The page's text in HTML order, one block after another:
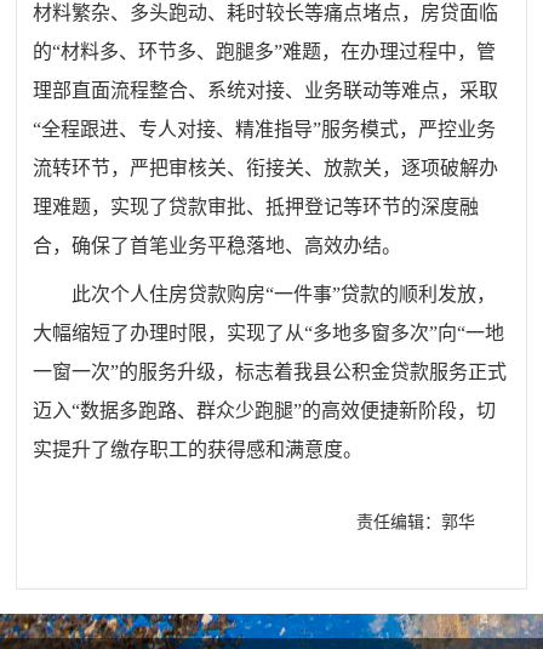
材料繁杂、多头跑动、耗时较长等痛点堵点，房贷面临
的“材料多、环节多、跑腿多”难题，在办理过程中，管
理部直面流程整合、系统对接、业务联动等难点，采取
“全程跟进、专人对接、精准指导”服务模式，严控业务
流转环节，严把审核关、衔接关、放款关，逐项破解办
理难题，实现了贷款审批、抵押登记等环节的深度融
合，确保了首笔业务平稳落地、高效办结。
此次个人住房贷款购房“一件事”贷款的顺利发放，
大幅缩短了办理时限，实现了从“多地多窗多次”向“一地
一窗一次”的服务升级，标志着我县公积金贷款服务正式
迈入“数据多跑路、群众少跑腿”的高效便捷新阶段，切
实提升了缴存职工的获得感和满意度。
责任编辑：郭华